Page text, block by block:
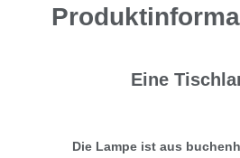
Eine
Die Lampe ist aus